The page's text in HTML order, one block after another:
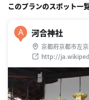
このプランのスポット一
A 河合神社
京都府京都市左
http://